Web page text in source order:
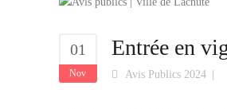
01
Nov
Entrée en
Avis Publics 2024